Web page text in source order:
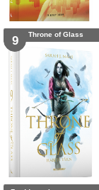
9 Throne of Glass